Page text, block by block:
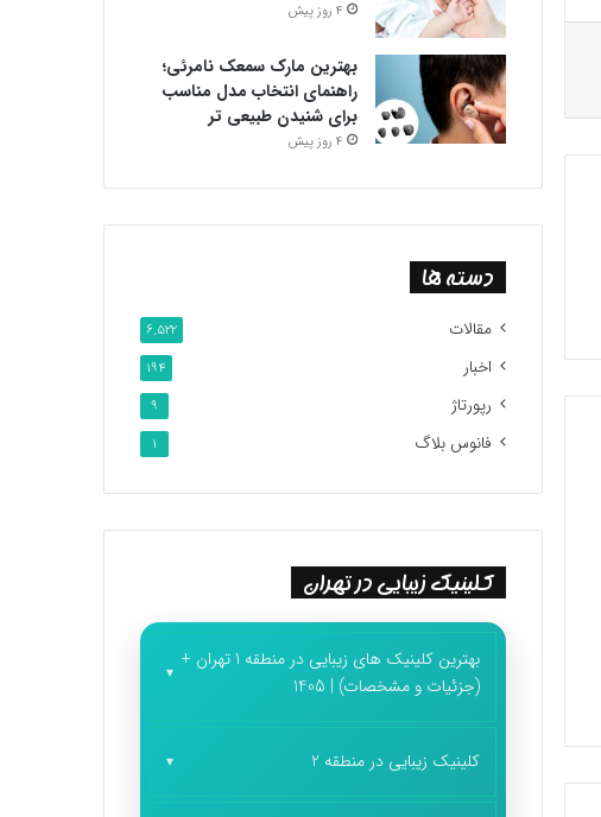
4 روز پیش
بهترین مارک سمعک نامرئی؛
راهنمای انتخاب مدل مناسب
برای شنیدن طبیعی تر
4 روز پیش
دسته ها
مقالات 6,522
اخبار 194
رپورتاژ 9
فانوس بلاگ 1
کلینیک زیبایی در تهران
بهترین کلینیک های زیبایی در منطقه 1 تهران +
(جزئیات و مشخصات) | 1405
کلینیک زیبایی در منطقه 2